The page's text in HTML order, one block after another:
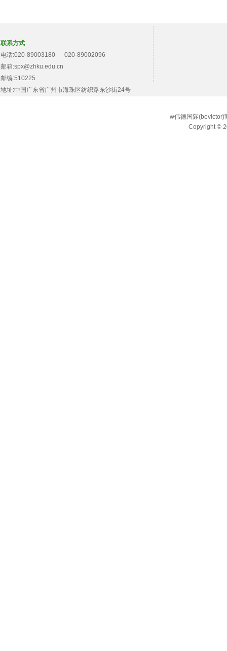
联系方式
电话:020-89003180 020-89002096
邮箱:spx@zhku.edu.cn
邮编:510225
地址:中国广东省广州市海珠区纺织路东沙街24号
w伟德国际(bevictor)
Copyright ©